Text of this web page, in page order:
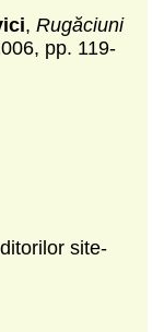
, Rugăciuni
pp. 119-
site-